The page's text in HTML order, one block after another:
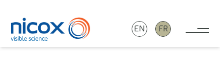
Nicox
EN FR